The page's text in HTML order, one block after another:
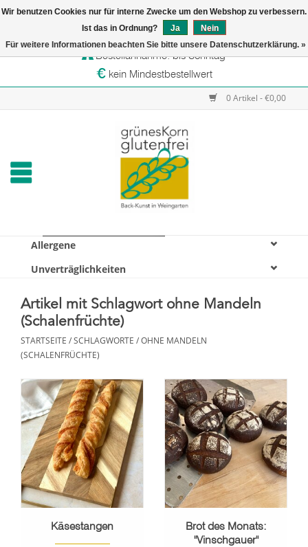
Versandtage: Dienstag & Mittwoch
Bestellannahme: bis Sonntag
kein Mindestbestellwert
0 Artikel - €0,00
Startseite
Online-Shop
Allergene
Unverträglichkeiten
Artikel mit Schlagwort ohne Mandeln
(Schalenfrüchte)
STARTSEITE /SCHLAGWORTE /OHNE MANDELN
(SCHALENFRÜCHTE)
Käsestangen
Brot des Monats:
"Vinschgauer"
Wir benutzen Cookies nur für interne Zwecke um den Webshop zu verbessern.
Ist das in Ordnung?
Ja
Nein
Für weitere Informationen beachten Sie bitte unsere Datenschutzerklärung. »